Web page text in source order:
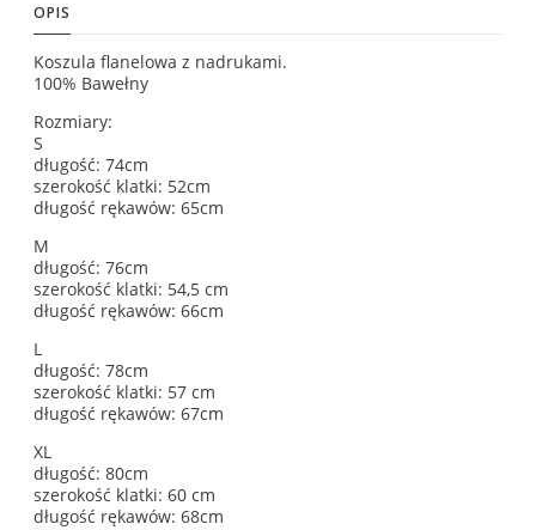
OPIS
Koszula flanelowa z nadrukami.
100% Bawełny
Rozmiary:
S
długość: 74cm
szerokość klatki: 52cm
długość rękawów: 65cm
M
długość: 76cm
szerokość klatki: 54,5 cm
długość rękawów: 66cm
L
długość: 78cm
szerokość klatki: 57 cm
długość rękawów: 67cm
XL
długość: 80cm
szerokość klatki: 60 cm
długość rękawów: 68cm